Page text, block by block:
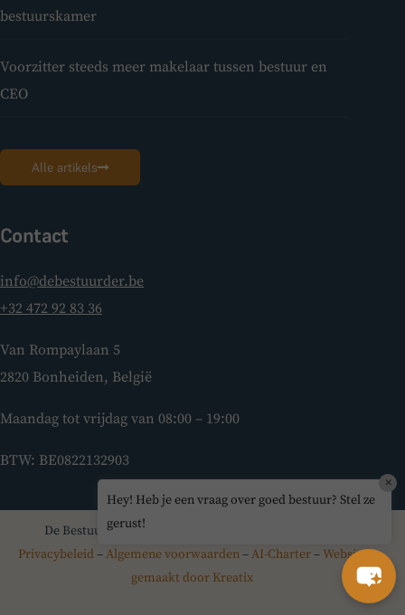
bestuurskamer
Voorzitter steeds meer makelaar tussen bestuur en
CEO
Alle artikels
Contact
info@debestuurder.be
+32 472 92 83 36
Van Rompaylaan 5
2820 Bonheiden, België
Maandag tot vrijdag van 08:00 – 19:00
BTW: BE0822132903
De Bestuurder © 2026 – Alle rechten voorbehouden –
Privacybeleid–Algemene voorwaarden–AI-Charter– Website
gemaakt door Kreatix
Hey! Heb je een vraag over goed bestuur? Stel ze
gerust!
×